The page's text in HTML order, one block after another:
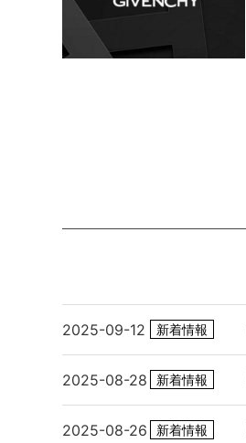
2025-09-12 新着情報
2025-08-28 新着情報
2025-08-26 新着情報